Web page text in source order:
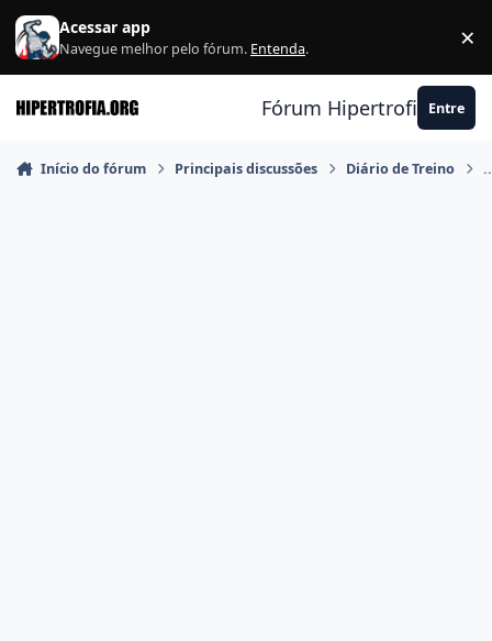
Ir para conteúdo
Acessar app
Navegue melhor pelo fórum. Entenda. ×
Fórum Hipertrofia.org
Entre
Início do fórum Principais discussões Diário de Treino